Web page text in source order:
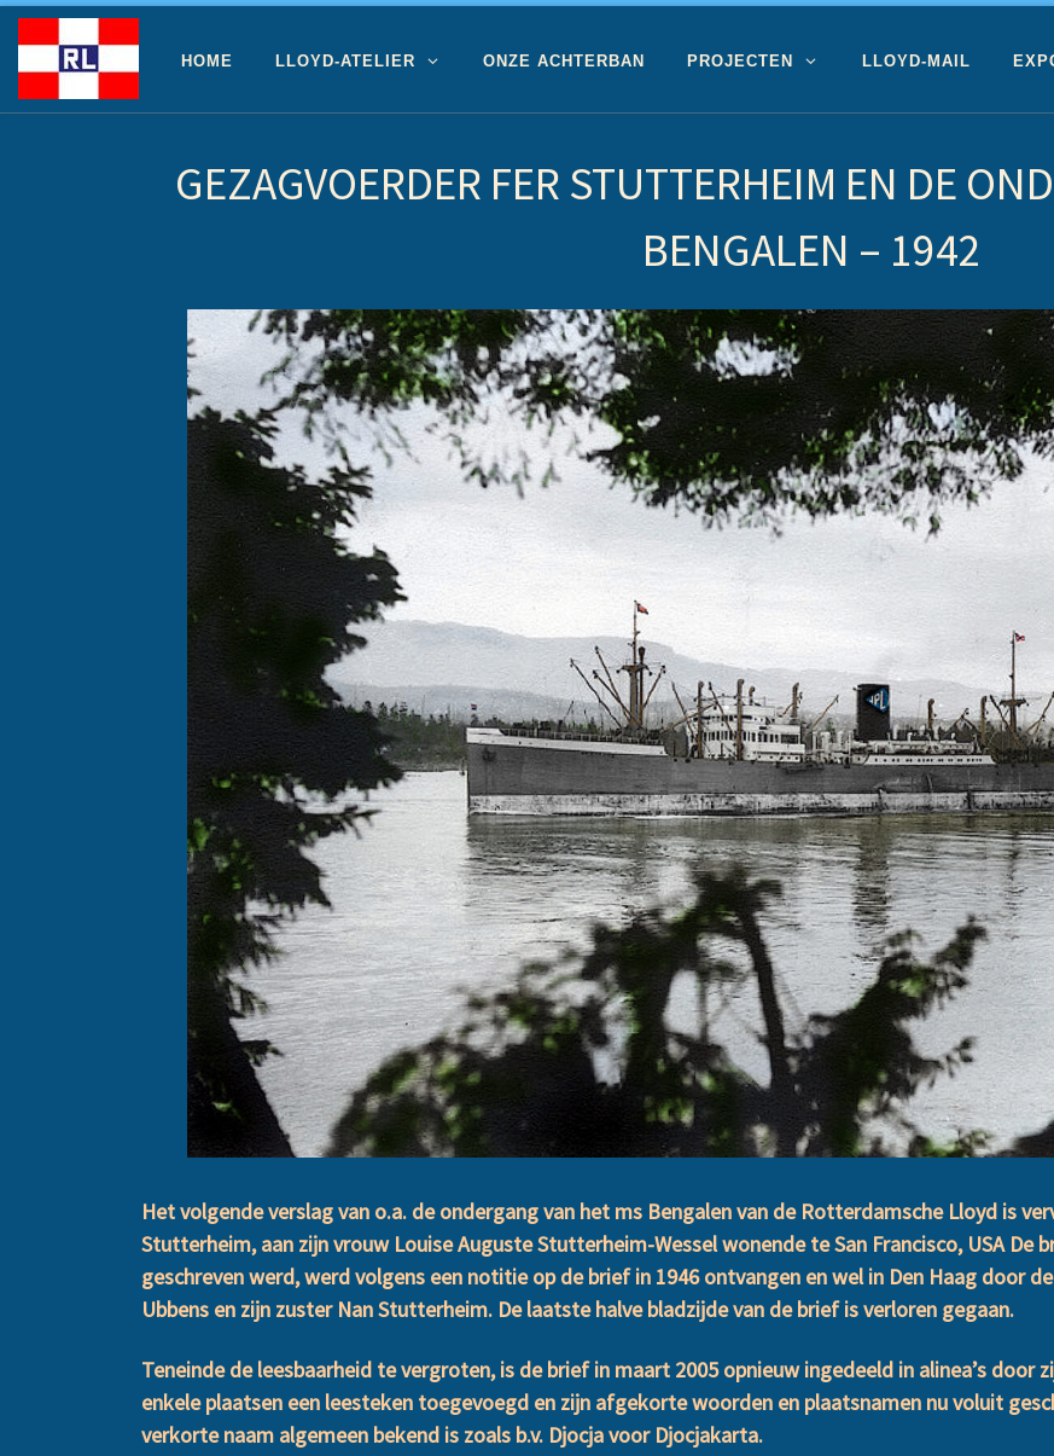
Ga naar inhoud
HOME LLOYD-ATELIER ONZE ACHTERBAN PROJECTEN LLOYD-MAIL
GEZAGVOERDER FER STUTTERHEIM EN DE
BENGALEN – 1942
Het volgende verslag van o.a. de ondergang van het ms Bengalen van de Rotterdamsche Lloyd is
Stutterheim, aan zijn vrouw Louise Auguste Stutterheim-Wessel wonende te San Francisco, USA De
geschreven werd, werd volgens een notitie op de brief in 1946 ontvangen en wel in Den Haag door
Ubbens en zijn zuster Nan Stutterheim. De laatste halve bladzijde van de brief is verloren gegaan.
Teneinde de leesbaarheid te vergroten, is de brief in maart 2005 opnieuw ingedeeld in alinea’s door
enkele plaatsen een leesteken toegevoegd en zijn afgekorte woorden en plaatsnamen nu voluit
verkorte naam algemeen bekend is zoals b.v. Djocja voor Djocjakarta.